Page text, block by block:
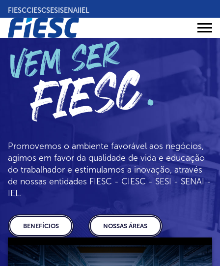
Pular
para
conteúdo
principal
FIESCCIESCSESISENAIIEL
Institucional
Áreas
de
Promovemos o ambiente favorável aos negócios,
agimos em favor da qualidade de vida e educação
do trabalhador e estimulamos a inovação, através
de nossas entidades FIESC - CIESC - SESI - SENAI -
IEL.
BENEFÍCIOS NOSSAS ÁREAS